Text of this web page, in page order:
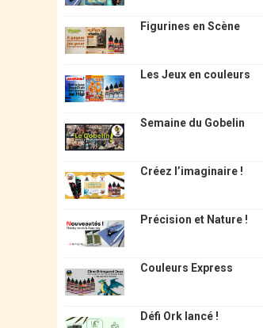
Figurines en Scène
Les Jeux en couleurs
Semaine du Gobelin
Créez l’imaginaire !
Précision et Nature !
Couleurs Express
Défi Ork lancé !